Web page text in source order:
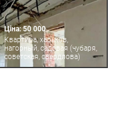
Ціна: 50 000
Квартира, харьков,
нагорный, садовая (чубаря,
советская, свердлова)